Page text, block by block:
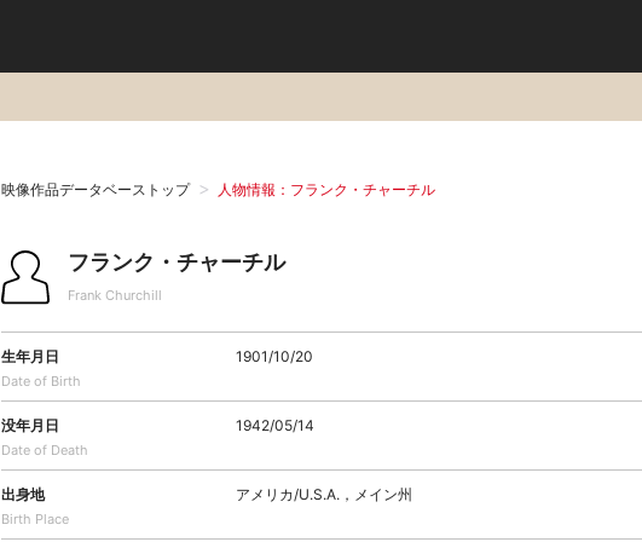
映像作品データベーストップ 人物情報：フランク・チャーチル
フランク・チャーチル
Frank Churchill
生年月日
Date of Birth
1901/10/20
没年月日
Date of Death
1942/05/14
出身地
Birth Place
アメリカ/U.S.A.，メイン州